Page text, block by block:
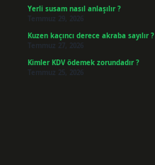
Yerli susam nasıl anlaşılır ?
Temmuz 29, 2026
Kuzen kaçıncı derece akraba sayılır ?
Temmuz 27, 2026
Kimler KDV ödemek zorundadır ?
Temmuz 25, 2026